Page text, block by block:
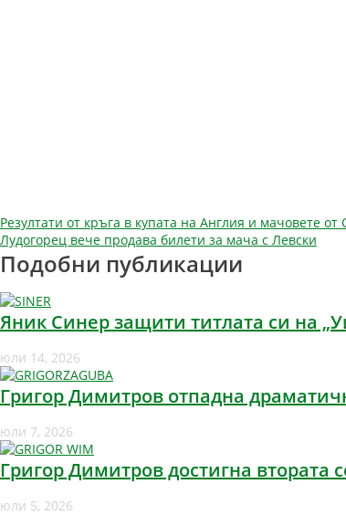
Навигация
Резултати от кръга в купата на Англия и мачовете от
Лудогорец вече продава билети за мача с Левски
Подобни публикации
Яник Синер защити титлата си на
юли 14, 2026
Григор Димитров отпадна
юли 7, 2026
Григор Димитров достигна
юли 5, 2026